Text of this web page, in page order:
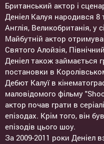
Британський актор і
Деніел Калуя народився 8
Англія, Великобританія, у
Майбутній актор
Святого Алойзія,
Деніел також займається
постановки в
Дебют Калуї в
маловідомого фільму
актор почав грати в
епізодах. Крім того, він
епізодів цього шоу.
За 2009-2011 роки Деніел